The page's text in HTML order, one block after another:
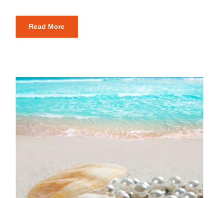
Read More